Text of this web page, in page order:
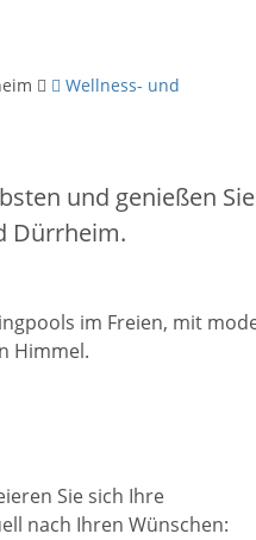
Wellness- und
und genießen Sie
Dürrheim.
Sie sich Ihre
nach Ihren Wünschen: